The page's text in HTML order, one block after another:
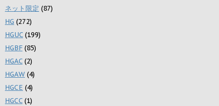
ネット限定 (87)
HG (272)
HGUC (199)
HGBF (85)
HGAC (2)
HGAW (4)
HGCE (4)
HGCC (1)